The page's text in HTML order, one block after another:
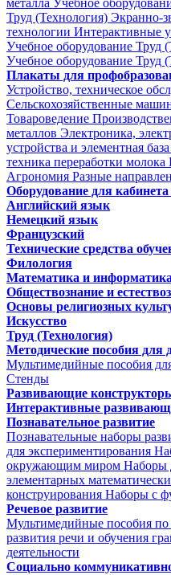
металла Учебное
Труд (Технология) Экранно-
технологии Интерактивные
Учебное оборудование Труд
Учебное оборудование Труд
Плакаты для
Устройство, техническое
Сельскохозяйственные
Товароведение
металлов Электроника,
устройства и элементная база
техника переработки молока
Агрономия Разные
Оборудование для
Английский язык
Немецкий язык
Французский
Технические средства
Филология
Математика и информатика
Обществознание и
Основы религиозных
Искусство
Труд (Технология)
Методические пособия для
Мультимедийные пособия
Стенды
Развивающие
Интерактивные
Познавательное развитие
Познавательные наборы
для экспериментирования
окружающим миром Наборы
элементарных
конструирования Наборы с
Речевое развитие
Мультимедийные пособия по
развития речи и обучения
деятельности
Социально